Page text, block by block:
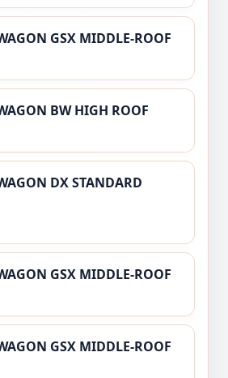
GSX MIDDLE-ROOF
BW HIGH ROOF
DX STANDARD
GSX MIDDLE-ROOF
GSX MIDDLE-ROOF